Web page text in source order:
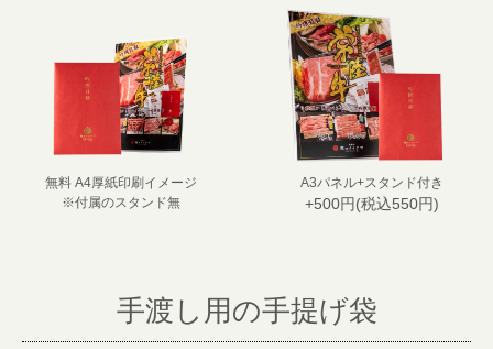
無料 A4厚紙印刷イメージ
※付属のスタンド無
A3パネル+スタンド付き
+500円(税込550円)
手渡し用の手提げ袋